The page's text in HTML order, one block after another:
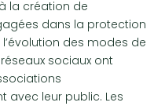
la création de
dans la protection
des modes de
sociaux ont
avec leur public. Les